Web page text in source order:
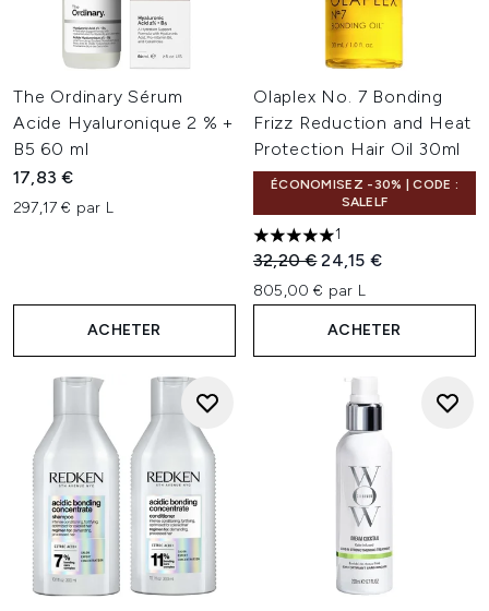
The Ordinary Sérum
Acide Hyaluronique 2 % +
B5 60 ml
17,83 €
297,17 € par L
ACHETER
Olaplex No. 7 Bonding
Frizz Reduction and Heat
Protection Hair Oil 30ml
ÉCONOMISEZ -30% | CODE :
SALELF
5 étoiles sur un maximum de
1
Prix de vente :
32,20 €Prix ​​actuel :
24,15 €
805,00 € par L
ACHETER